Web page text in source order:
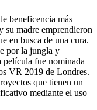
beneficencia más
su madre emprendieron
en busca de una cura.
por la jungla y
película fue nominada
VR 2019 de Londres.
que tienen un
mediante el uso